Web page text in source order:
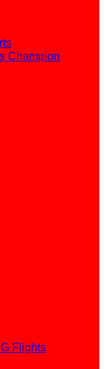
Champion
Flights